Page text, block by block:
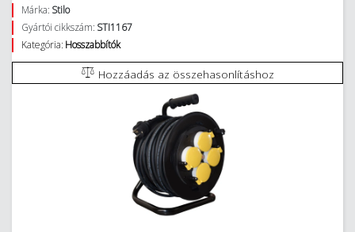
Márka: Stilo
Gyártói cikkszám: STI1167
Kategória: Hosszabbítók
Hozzáadás az összehasonlításhoz